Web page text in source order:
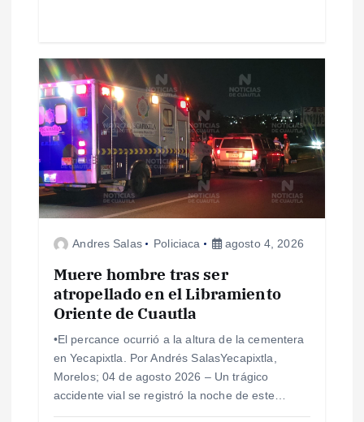
d
a
s
Andres Salas Policiaca agosto 4, 2026
Muere hombre tras ser
atropellado en el Libramiento
Oriente de Cuautla
•​El percance ocurrió a la altura de la cementera
en Yecapixtla. Por Andrés SalasYecapixtla,
Morelos; 04 de agosto 2026 – ​Un trágico
accidente vial se registró la noche de este…